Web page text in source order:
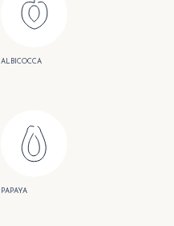
ALBICOCCA
PAPAYA